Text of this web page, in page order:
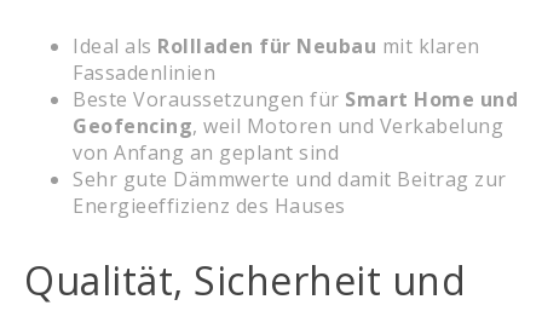
Ideal als Rollladen für Neubau mit klaren
Fassadenlinien
Beste Voraussetzungen für Smart Home und
Geofencing, weil Motoren und Verkabelung
von Anfang an geplant sind
Sehr gute Dämmwerte und damit Beitrag zur
Energieeffizienz des Hauses
Qualität, Sicherheit und